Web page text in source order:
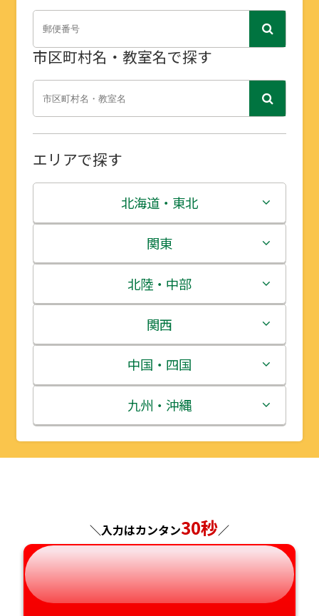
市区町村名・教室名で探す
エリアで探す
北海道・東北
北海道
青森県
岩手県
宮城県
秋田県
山形県
関東
茨城県
栃木県
群馬県
埼玉県
千葉県
神奈川県
北陸・中部
新潟県
富山県
石川県
福井県
長野県
岐阜県
静岡県
関西
三重県
滋賀県
京都府
兵庫県
奈良県
和歌山県
中国・四国
鳥取県
島根県
広島県
山口県
徳島県
九州・沖縄
福岡県
長崎県
熊本県
大分県
＼入力はカンタン30秒／